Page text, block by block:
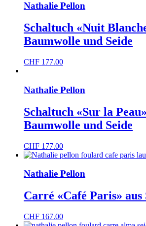
Nathalie Pellon
Schaltuch «Nuit
Baumwolle und Seide
CHF 177.00
Nathalie Pellon
Schaltuch «Sur la
Baumwolle und Seide
CHF 177.00
Nathalie Pellon
Carré «Café Paris» aus
CHF 167.00